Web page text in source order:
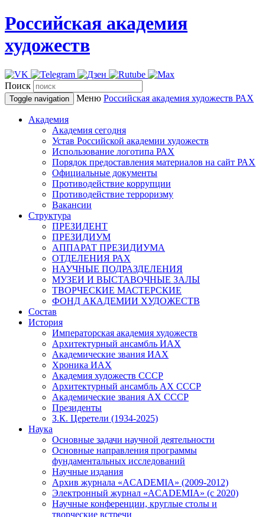
Российская академия
художеств
Поиск
Toggle navigation Меню Российская академия художеств РАХ
Академия
Академия сегодня
Устав Российской академии художеств
Использование логотипа РАХ
Порядок предоставления материалов на сайт РАХ
Официальные документы
Противодействие коррупции
Противодействие терроризму
Вакансии
Структура
ПРЕЗИДЕНТ
ПРЕЗИДИУМ
АППАРАТ ПРЕЗИДИУМА
ОТДЕЛЕНИЯ РАХ
НАУЧНЫЕ ПОДРАЗДЕЛЕНИЯ
МУЗЕИ И ВЫСТАВОЧНЫЕ ЗАЛЫ
ТВОРЧЕСКИЕ МАСТЕРСКИЕ
ФОНД АКАДЕМИИ ХУДОЖЕСТВ
Состав
История
Императорская академия художеств
Архитектурный ансамбль ИАХ
Академические звания ИАХ
Хроника ИАХ
Академия художеств СССР
Архитектурный ансамбль АХ СССР
Академические звания АХ СССР
Президенты
З.К. Церетели (1934-2025)
Наука
Основные задачи научной деятельности
Основные направления программы
фундаментальных исследований
Научные издания
Архив журнала «ACADEMIA» (2009-2012)
Электронный журнал «ACADEMIA» (с 2020)
Научные конференции, круглые столы и
творческие встречи